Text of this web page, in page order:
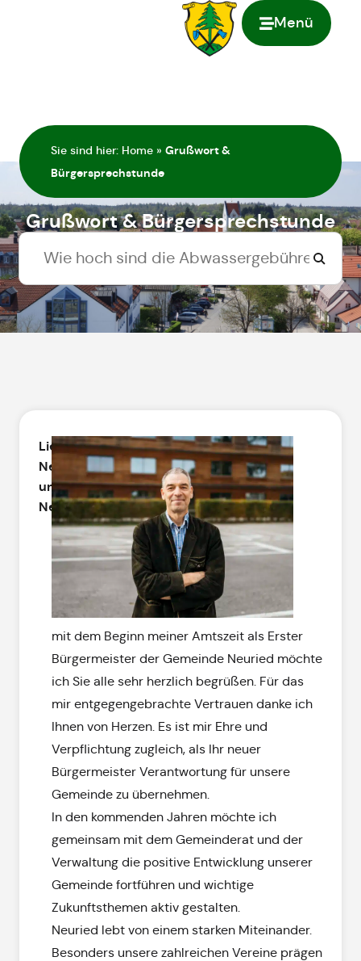
Menü
Sie sind hier: Home » Grußwort &
Bürgersprechstunde
Grußwort & Bürgersprechstunde
Liebe
Neuriederinnen
und
Neurieder,
mit dem Beginn meiner Amtszeit als Erster
Bürgermeister der Gemeinde Neuried möchte
ich Sie alle sehr herzlich begrüßen. Für das
mir entgegengebrachte Vertrauen danke ich
Ihnen von Herzen. Es ist mir Ehre und
Verpflichtung zugleich, als Ihr neuer
Bürgermeister Verantwortung für unsere
Gemeinde zu übernehmen.
In den kommenden Jahren möchte ich
gemeinsam mit dem Gemeinderat und der
Verwaltung die positive Entwicklung unserer
Gemeinde fortführen und wichtige
Zukunftsthemen aktiv gestalten.
Neuried lebt von einem starken Miteinander.
Besonders unsere zahlreichen Vereine prägen